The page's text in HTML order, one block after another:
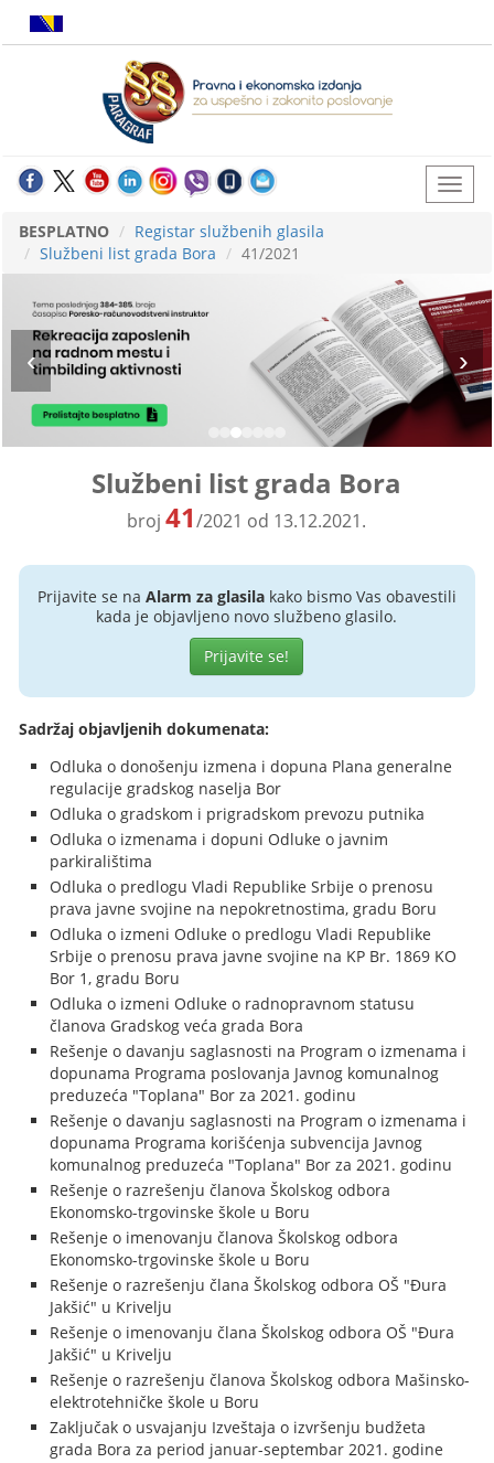
BESPLATNO
Registar službenih glasila
Službeni list grada Bora
41/2021
Službeni list grada Bora
broj41/2021 od 13.12.2021.
Prijavite se na Alarm za glasilakako bismo Vas obavestili
kada je objavljeno novo službeno glasilo.
Prijavite se!
Sadržaj objavljenih dokumenata:
Odluka o donošenju izmena i dopuna Plana generalne
regulacije gradskog naselja Bor
Odluka o gradskom i prigradskom prevozu putnika
Odluka o izmenama i dopuni Odluke o javnim
parkiralištima
Odluka o predlogu Vladi Republike Srbije o prenosu
prava javne svojine na nepokretnostima, gradu Boru
Odluka o izmeni Odluke o predlogu Vladi Republike
Srbije o prenosu prava javne svojine na KP Br. 1869 KO
Bor 1, gradu Boru
Odluka o izmeni Odluke o radnopravnom statusu
članova Gradskog veća grada Bora
Rešenje o davanju saglasnosti na Program o izmenama i
dopunama Programa poslovanja Javnog komunalnog
preduzeća "Toplana" Bor za 2021. godinu
Rešenje o davanju saglasnosti na Program o izmenama i
dopunama Programa korišćenja subvencija Javnog
komunalnog preduzeća "Toplana" Bor za 2021. godinu
Rešenje o razrešenju članova Školskog odbora
Ekonomsko-trgovinske škole u Boru
Rešenje o imenovanju članova Školskog odbora
Ekonomsko-trgovinske škole u Boru
Rešenje o razrešenju člana Školskog odbora OŠ "Đura
Jakšić" u Krivelju
Rešenje o imenovanju člana Školskog odbora OŠ "Đura
Jakšić" u Krivelju
Rešenje o razrešenju članova Školskog odbora Mašinsko-
elektrotehničke škole u Boru
Zaključak o usvajanju Izveštaja o izvršenju budžeta
grada Bora za period januar-septembar 2021. godine